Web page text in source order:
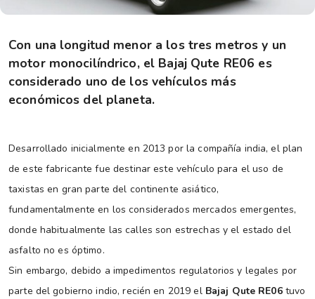
Con una longitud menor a los tres metros y un
motor monocilíndrico, el Bajaj Qute RE06 es
considerado uno de los vehículos más
económicos del planeta.
Desarrollado inicialmente en 2013 por la compañía india, el plan
de este fabricante fue destinar este vehículo para el uso de
taxistas en gran parte del continente asiático,
fundamentalmente en los considerados mercados emergentes,
donde habitualmente las calles son estrechas y el estado del
asfalto no es óptimo.
Sin embargo, debido a impedimentos regulatorios y legales por
parte del gobierno indio, recién en 2019 el Bajaj Qute RE06tuvo